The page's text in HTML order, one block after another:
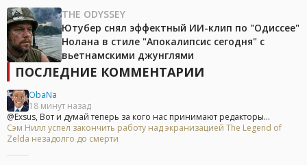
THE ODYSSEY
Ютубер снял эффектный ИИ-клип по "Одиссее"
Нолана в стиле "Апокалипсис сегодня" с
вьетнамскими джунглями
ПОСЛЕДНИЕ КОММЕНТАРИИ
ObaNa
18 минут назад
@Exsus, Вот и думай теперь за кого нас принимают редакторы...
Сэм Нилл успел закончить работу над экранизацией The Legend of
Zelda незадолго до смерти